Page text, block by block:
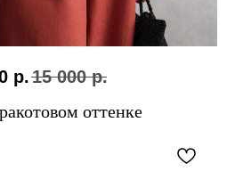
р.15 000 р.
оттенке